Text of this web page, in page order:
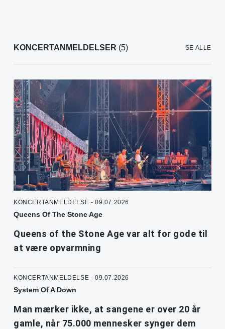
KONCERTANMELDELSER (5) SE ALLE
KONCERTANMELDELSE - 09.07.2026
Queens Of The Stone Age
Queens of the Stone Age var alt for gode til
at være opvarmning
KONCERTANMELDELSE - 09.07.2026
System Of A Down
Man mærker ikke, at sangene er over 20 år
gamle, når 75.000 mennesker synger dem